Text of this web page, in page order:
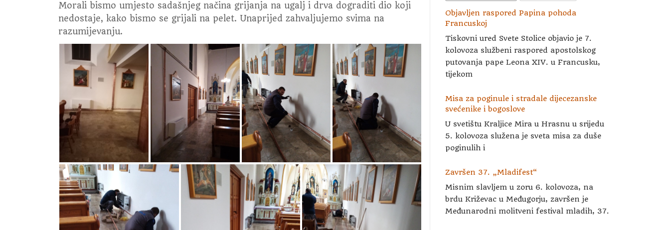
Morali bismo umjesto sadašnjeg načina grijanja na ugalj i drva dograditi dio koji
nedostaje, kako bismo se grijali na pelet. Unaprijed zahvaljujemo svima na
razumijevanju.
Objavljen raspored Papina pohoda
Francuskoj
Tiskovni ured Svete Stolice objavio je 7.
kolovoza službeni raspored apostolskog
putovanja pape Leona XIV. u Francusku,
tijekom
Misa za poginule i stradale dijecezanske
svećenike i bogoslove
U svetištu Kraljice Mira u Hrasnu u srijedu
5. kolovoza služena je sveta misa za duše
poginulih i
Završen 37. „Mladifest“
Misnim slavljem u zoru 6. kolovoza, na
brdu Križevac u Međugorju, završen je
Međunarodni molitveni festival mladih, 37.